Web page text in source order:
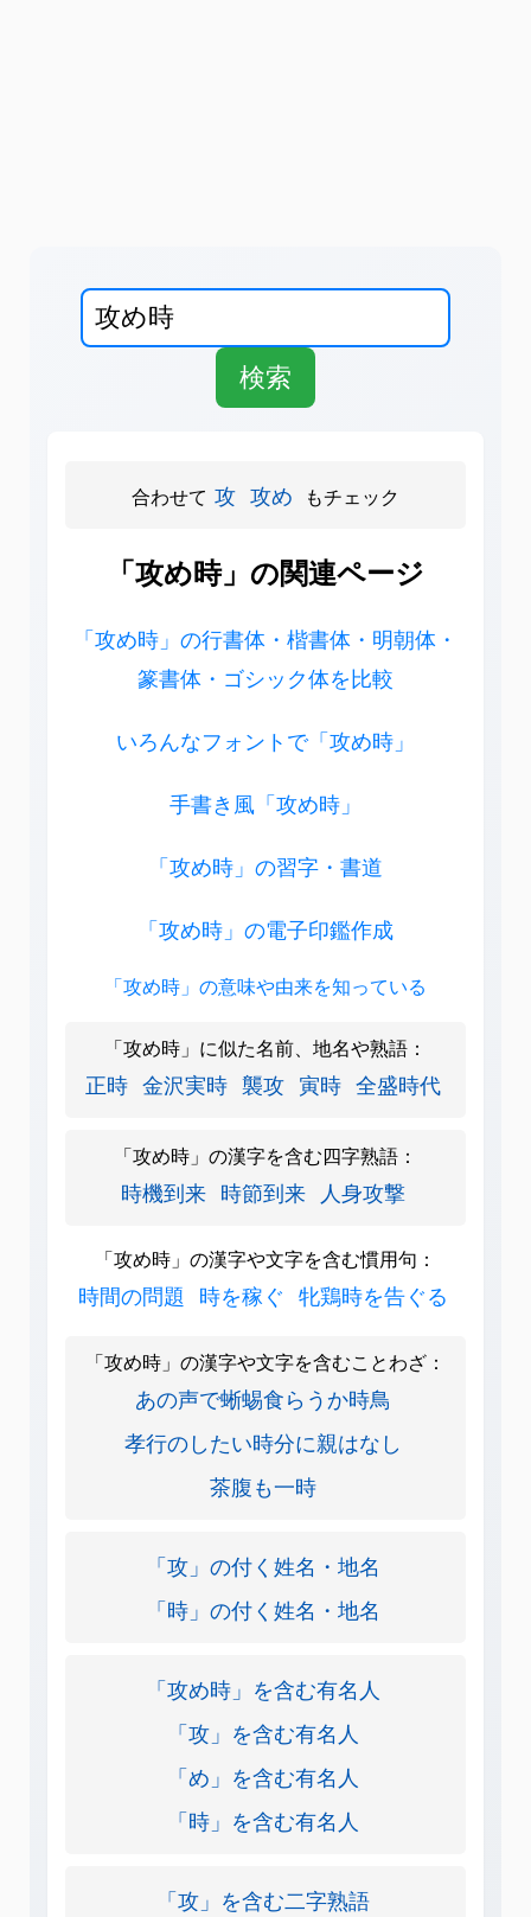
合わせて 攻 攻め もチェック
「攻め時」の関連ページ
「攻め時」の行書体・楷書体・明朝体・
篆書体・ゴシック体を比較
いろんなフォントで「攻め時」
手書き風「攻め時」
「攻め時」の習字・書道
「攻め時」の電子印鑑作成
「攻め時」の意味や由来を知っている
「攻め時」に似た名前、地名や熟語：
正時 金沢実時 襲攻 寅時 全盛時代
「攻め時」の漢字を含む四字熟語：
時機到来 時節到来 人身攻撃
「攻め時」の漢字や文字を含む慣用句：
時間の問題 時を稼ぐ 牝鶏時を告ぐる
「攻め時」の漢字や文字を含むことわざ：
あの声で蜥蜴食らうか時鳥
孝行のしたい時分に親はなし
茶腹も一時
「攻」の付く姓名・地名
「時」の付く姓名・地名
「攻め時」を含む有名人
「攻」を含む有名人
「め」を含む有名人
「時」を含む有名人
「攻」を含む二字熟語